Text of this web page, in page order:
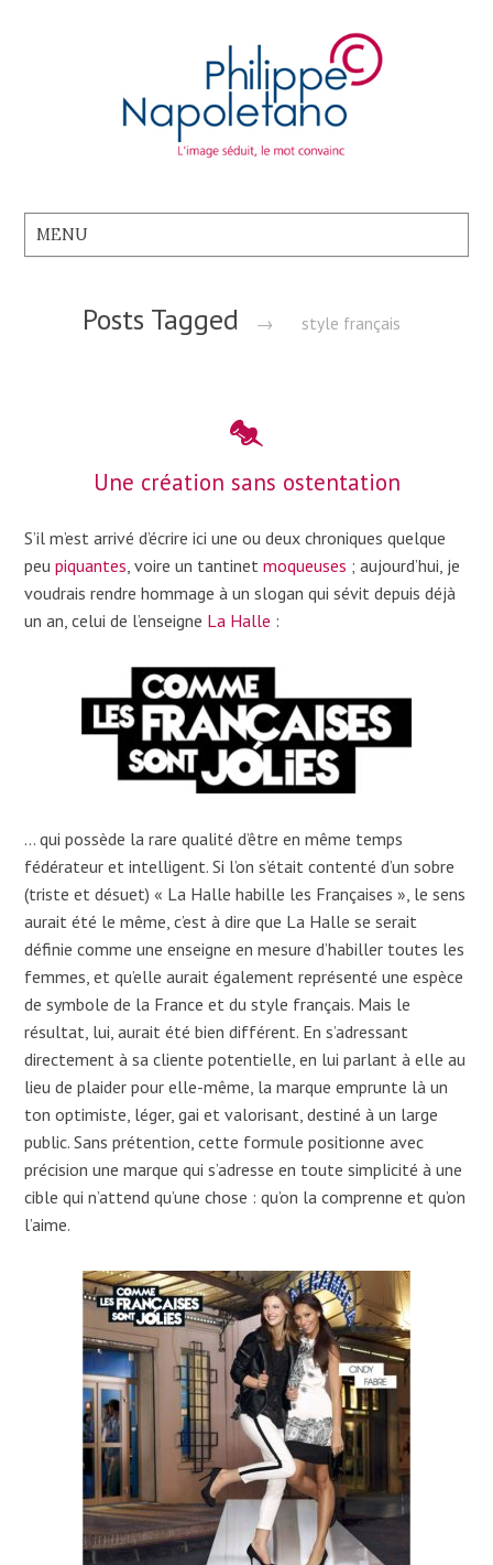
Posts Tagged → style français
Une création sans ostentation
S’il m’est arrivé d’écrire ici une ou deux chroniques quelque
peupiquantes, voire un tantinetmoqueuses ; aujourd’hui, je
voudrais rendre hommage à un slogan qui sévit depuis déjà
un an, celui de l’enseigne La Halle :
… qui possède la rare qualité d’être en même temps
fédérateur et intelligent. Si l’on s’était contenté d’un sobre
(triste et désuet) « La Halle habille les Françaises », le sens
aurait été le même, c’est à dire que La Halle se serait
définie comme une enseigne en mesure d’habiller toutes les
femmes, et qu’elle aurait également représenté une espèce
de symbole de la France et du style français. Mais le
résultat, lui, aurait été bien différent. En s’adressant
directement à sa cliente potentielle, en lui parlant à elle au
lieu de plaider pour elle-même, la marque emprunte là un
ton optimiste, léger, gai et valorisant, destiné à un large
public. Sans prétention, cette formule positionne avec
précision une marque qui s’adresse en toute simplicité à une
cible qui n’attend qu’une chose : qu’on la comprenne et qu’on
l’aime.